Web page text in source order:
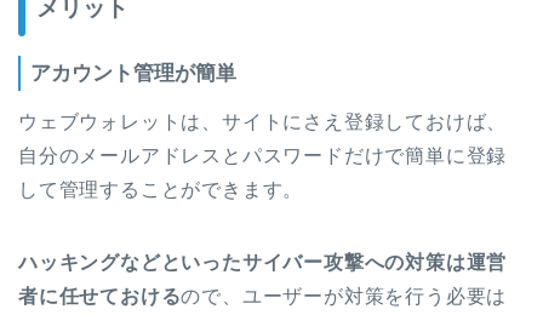
メリット
アカウント管理が簡単
ウェブウォレットは、サイトにさえ登録しておけば、
自分のメールアドレスとパスワードだけで簡単に登録
して管理することができます。
ハッキングなどといったサイバー攻撃への対策は運営
者に任せておけるので、ユーザーが対策を行う必要は